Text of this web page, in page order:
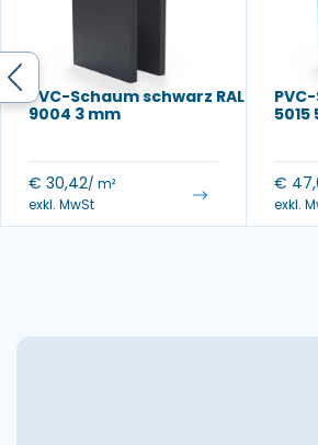
PVC-Schaum schwarz RAL
9004 3 mm
€ 30,42/ m²
exkl. MwSt
5015
€
exkl.